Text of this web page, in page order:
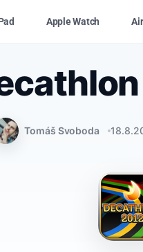
Apple Watch
Tomáš Svoboda